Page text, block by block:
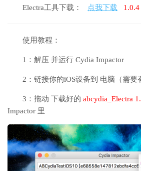
Electra工具下载： 点我下载
使用教程：
1：解压 并运行 Cydia Impactor
2：链接你的iOS设备到 电脑（需要
3：拖动 下载好的 abcydia_Electra
Impactor 里